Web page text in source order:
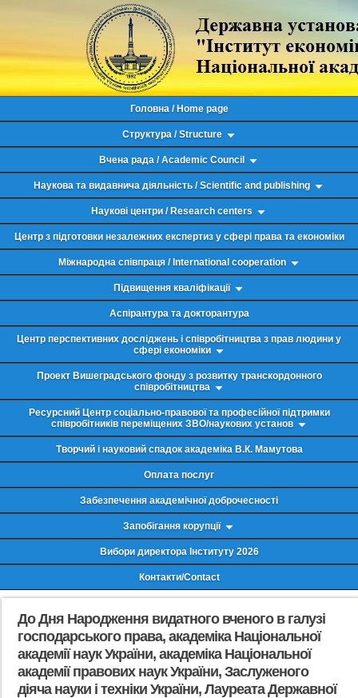
Головна / Home page
Структура / Structure
Вчена рада / Academic Council
Наукова та видавнича діяльність / Scientific and publishing
Наукові центри / Research centers
Центр з підготовки незалежних експертиз у сфері права та економіки
Міжнародна співпраця / International cooperation
Підвищення кваліфікації
Аспірантура та докторантура
Центр перспективних досліджень і співробітництва з прав людини у
сфері економіки
Проект Вишеградського фонду з розвитку транскордонного
співробітництва
Ресурсний Центр соціально-правової та професійної підтримки
співробітників переміщених ЗВО/наукових установ
Творчий і науковий спадок академіка В.К. Мамутова
Оплата послуг
Забезпечення академічної доброчесності
Запобігання корупції
Вибори директора Інституту 2026
Контакти/Contact
До Дня Народження видатного вченого в галузі
господарського права, академіка Національної
академії наук України, академіка Національної
академії правових наук України, Заслуженого
діяча науки і техніки України, Лауреата Державної